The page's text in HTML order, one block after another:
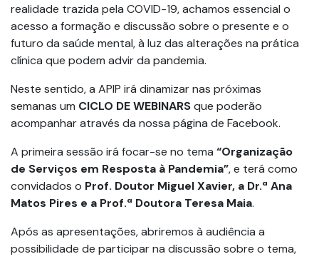
realidade trazida pela COVID-19, achamos essencial o
acesso a formação e discussão sobre o presente e o
futuro da saúde mental, à luz das alterações na prática
clínica que podem advir da pandemia.
Neste sentido, a APIP irá dinamizar nas próximas
semanas um CICLO DE WEBINARSque poderão
acompanhar através da nossa página de Facebook.
A primeira sessão irá focar-se no tema “Organização
de Serviços em Resposta à Pandemia”, e terá como
convidados o Prof. Doutor Miguel Xavier, a Dr.ª Ana
Matos Pires e a Prof.ª Doutora Teresa Maia.
Após as apresentações, abriremos à audiência a
possibilidade de participar na discussão sobre o tema,